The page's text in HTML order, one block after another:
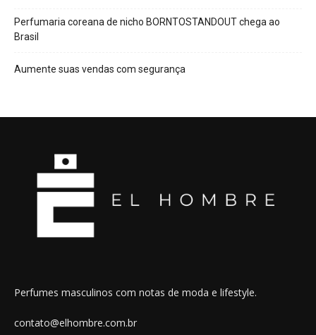
Perfumaria coreana de nicho BORNTOSTANDOUT chega ao
Brasil
Aumente suas vendas com segurança
Perfumes masculinos com notas de moda e lifestyle.
contato@elhombre.com.br